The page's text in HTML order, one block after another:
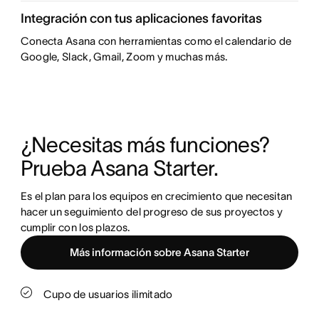
Integración con tus aplicaciones favoritas
Conecta Asana con herramientas como el calendario de
Google, Slack, Gmail, Zoom y muchas más.
¿Necesitas más funciones?
Prueba Asana Starter.
Es el plan para los equipos en crecimiento que necesitan
hacer un seguimiento del progreso de sus proyectos y
cumplir con los plazos.
Más información sobre Asana Starter
Cupo de usuarios ilimitado